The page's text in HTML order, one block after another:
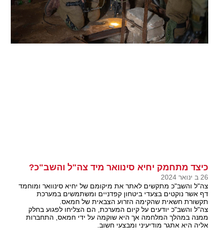
כיצד מתחמק יחיא סינוואר מיד צה"ל והשב"כ?
26 ב ינואר 2024
צה"ל והשב"כ מתקשים לאתר את מיקומם של יחיא סינוואר ומוחמד
דף אשר נוקטים בצעדי ביטחון קפדניים ומשתמשים במערכת
תקשורת חשאית שהקימה הזרוע הצבאית של חמאס.
צה"ל והשב"כ יודעים על קיום המערכת, הם הצליחו לפגוע בחלק
ממנה במהלך המלחמה אך היא שוקמה על ידי חמאס, התחברות
אליה היא אתגר מודיעיני ומבצעי חשוב.